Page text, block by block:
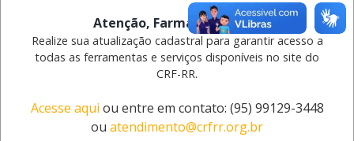
c) declaração do proprietário sobre o horário de
funcionamento do estabelecimento.
Nosso telefone
(95) 2030-1800
Atenção, Farmacêutico(a)!
Realize sua atualização cadastral para garantir acesso a
todas as ferramentas e serviços disponíveis no site do
CRF-RR.
Acesse aqui ou entre em contato: (95) 99129-3448
ou atendimento@crfrr.org.br